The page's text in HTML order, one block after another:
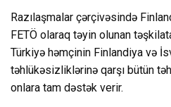
Razılaşmalar çərçivəsində
FETÖ olaraq təyin olunan
Türkiyə həmçinin Finlandiya və
təhlükəsizliklərinə qarşı bütün
onlara tam dəstək verir.